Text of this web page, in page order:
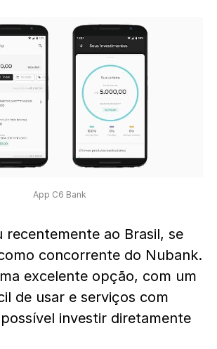
App C6 Bank
recentemente ao Brasil, se
concorrente do Nubank.
excelente opção, com um
de usar e serviços com
investir diretamente